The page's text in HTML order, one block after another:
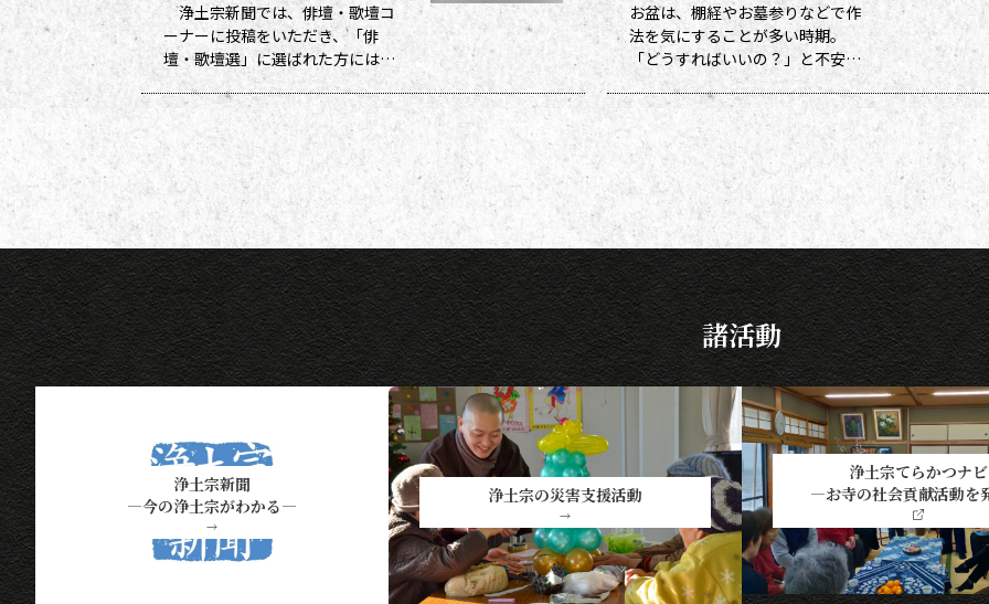
浄土宗新聞では、俳壇・歌壇コ
ーナーに投稿をいただき、「俳
壇・歌壇選」に選ばれた方には５
ポイント、他掲載になった方には
１ポイントを贈呈しています。ポ
イントは貯まった数に応じて、浄
土宗新聞オリジナルグッズなどの
景品と交換できます（交換・発送
は下記一覧表通知のタイミングに
なります）。 ポイント保有者の
方には、半年に一度、ポイント数
とともに記念品一覧表を送付いた
し
お盆は、棚経やお墓参りなどで作
法を気にすることが多い時期。
「どうすればいいの？」と不安に
なる方も多いのではないでしょう
か。作法ばかり気にしていては、
ご先祖さまやご本尊さまとしっか
りと向き合えません。今号から２
回にわたって紹介する浄土宗の作
法の基本をおさえ、大切な方と向
き合い、よりよい時間を過ごしま
しょう。 袈裟のつけ方 お参りや法
要の時に、ぜひ身に着けていた
諸活動
浄土宗新聞
―今の浄土宗がわかる―
→
浄土宗の災害支援活動
→
浄土宗てらかつナビ
―お寺の社会貢献活動を